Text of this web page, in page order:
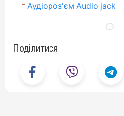
Аудіороз'єм Audio jack
Поділитися